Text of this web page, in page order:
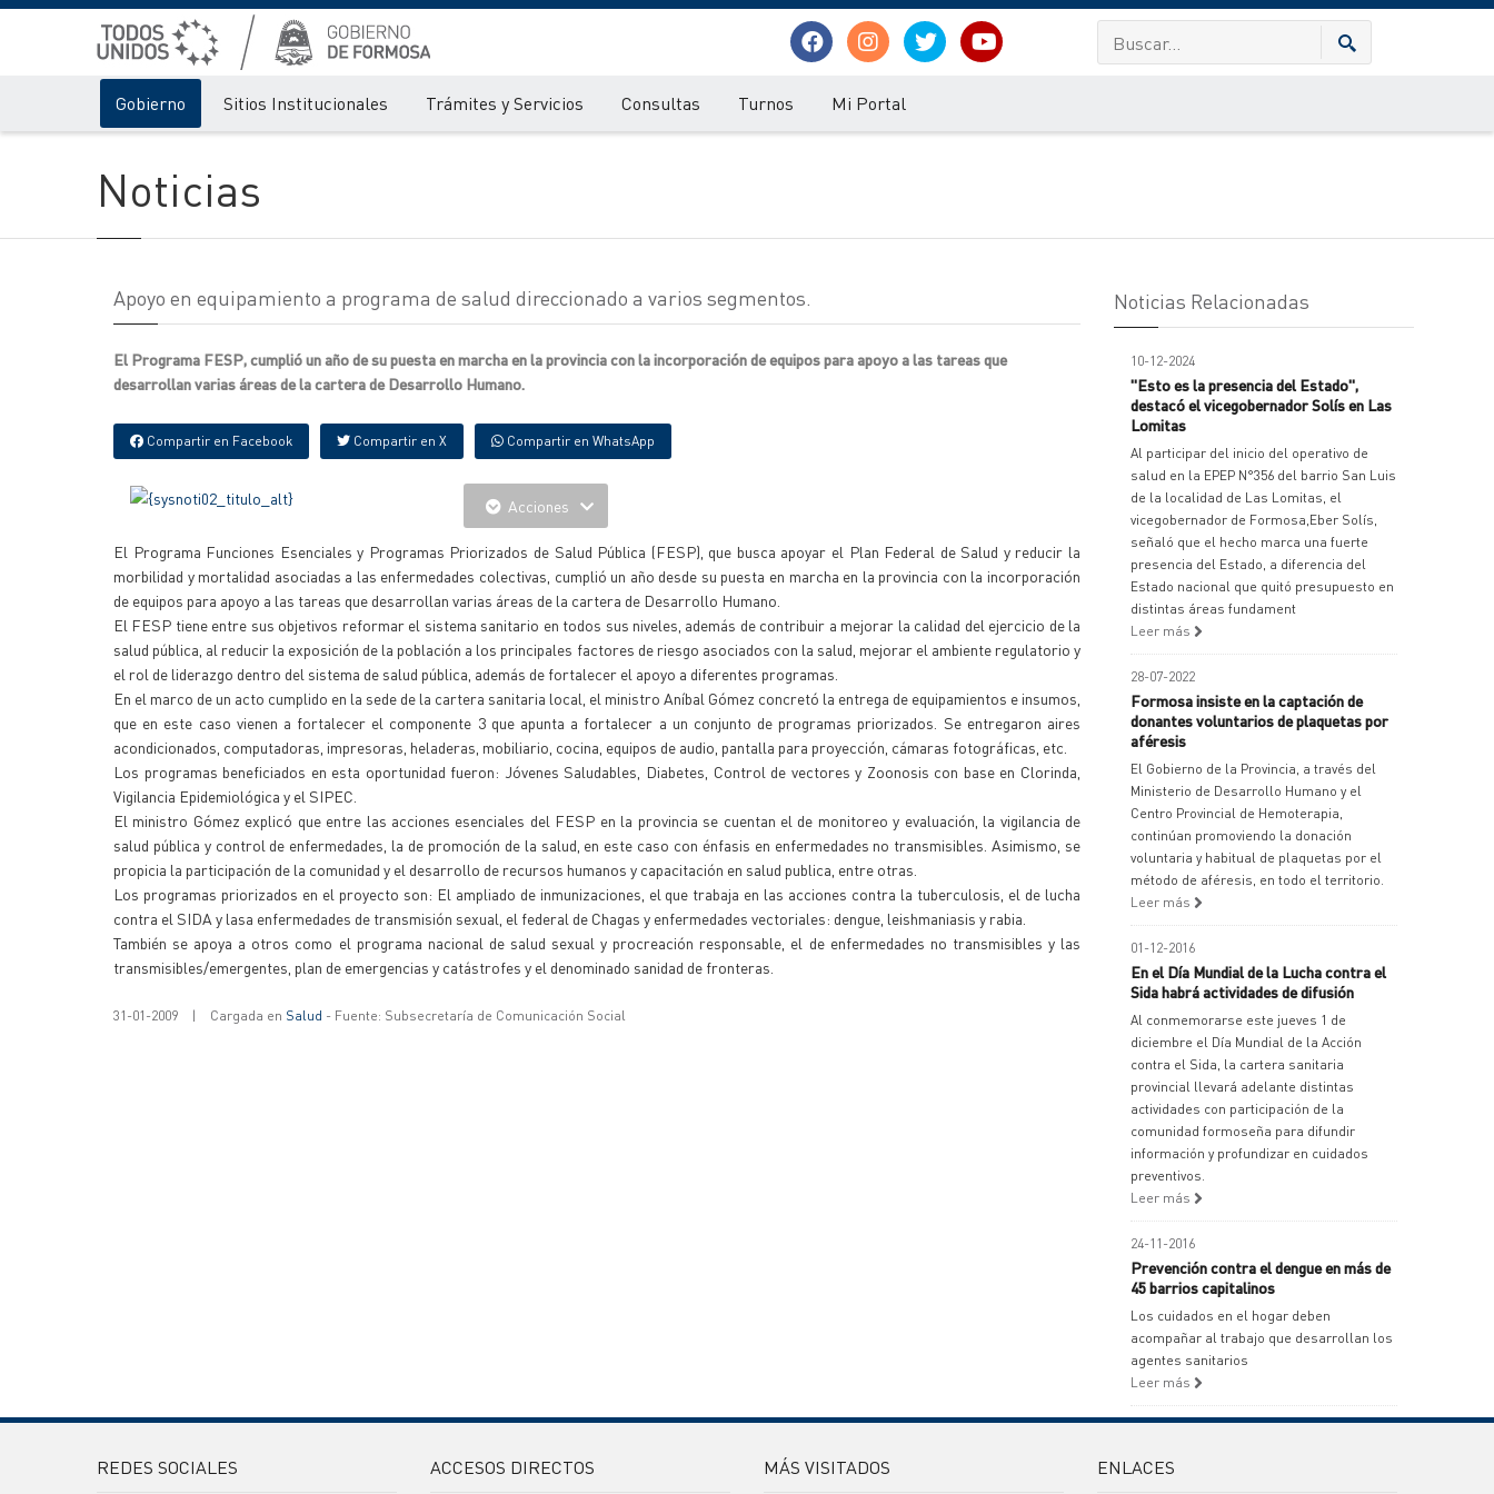
Gobierno Sitios Institucionales Trámites y Servicios Consultas Turnos Mi Portal
Noticias
Apoyo en equipamiento a programa de salud direccionado a varios segmentos.
El Programa FESP, cumplió un año de su puesta en marcha en la provincia con la incorporación de equipos para apoyo a las tareas que
desarrollan varias áreas de la cartera de Desarrollo Humano.
Compartir en Facebook Compartir en X Compartir en WhatsApp
Acciones
El Programa Funciones Esenciales y Programas Priorizados de Salud Pública (FESP), que busca apoyar el Plan Federal de Salud y reducir la
morbilidad y mortalidad asociadas a las enfermedades colectivas, cumplió un año desde su puesta en marcha en la provincia con la incorporación
de equipos para apoyo a las tareas que desarrollan varias áreas de la cartera de Desarrollo Humano.
El FESP tiene entre sus objetivos reformar el sistema sanitario en todos sus niveles, además de contribuir a mejorar la calidad del ejercicio de la
salud pública, al reducir la exposición de la población a los principales factores de riesgo asociados con la salud, mejorar el ambiente regulatorio y
el rol de liderazgo dentro del sistema de salud pública, además de fortalecer el apoyo a diferentes programas.
En el marco de un acto cumplido en la sede de la cartera sanitaria local, el ministro Aníbal Gómez concretó la entrega de equipamientos e insumos,
que en este caso vienen a fortalecer el componente 3 que apunta a fortalecer a un conjunto de programas priorizados. Se entregaron aires
acondicionados, computadoras, impresoras, heladeras, mobiliario, cocina, equipos de audio, pantalla para proyección, cámaras fotográficas, etc.
Los programas beneficiados en esta oportunidad fueron: Jóvenes Saludables, Diabetes, Control de vectores y Zoonosis con base en Clorinda,
Vigilancia Epidemiológica y el SIPEC.
El ministro Gómez explicó que entre las acciones esenciales del FESP en la provincia se cuentan el de monitoreo y evaluación, la vigilancia de
salud pública y control de enfermedades, la de promoción de la salud, en este caso con énfasis en enfermedades no transmisibles. Asimismo, se
propicia la participación de la comunidad y el desarrollo de recursos humanos y capacitación en salud publica, entre otras.
Los programas priorizados en el proyecto son: El ampliado de inmunizaciones, el que trabaja en las acciones contra la tuberculosis, el de lucha
contra el SIDA y lasa enfermedades de transmisión sexual, el federal de Chagas y enfermedades vectoriales: dengue, leishmaniasis y rabia.
También se apoya a otros como el programa nacional de salud sexual y procreación responsable, el de enfermedades no transmisibles y las
transmisibles/emergentes, plan de emergencias y catástrofes y el denominado sanidad de fronteras.
31-01-2009 | Cargada en Salud - Fuente: Subsecretaría de Comunicación Social
Noticias Relacionadas
10-12-2024
"Esto es la presencia del Estado",
destacó el vicegobernador Solís en Las
Lomitas
Al participar del inicio del operativo de
salud en la EPEP N°356 del barrio San Luis
de la localidad de Las Lomitas, el
vicegobernador de Formosa,Eber Solís,
señaló que el hecho marca una fuerte
presencia del Estado, a diferencia del
Estado nacional que quitó presupuesto en
distintas áreas fundament
Leer más
28-07-2022
Formosa insiste en la captación de
donantes voluntarios de plaquetas por
aféresis
El Gobierno de la Provincia, a través del
Ministerio de Desarrollo Humano y el
Centro Provincial de Hemoterapia,
continúan promoviendo la donación
voluntaria y habitual de plaquetas por el
método de aféresis, en todo el territorio.
Leer más
01-12-2016
En el Día Mundial de la Lucha contra el
Sida habrá actividades de difusión
Al conmemorarse este jueves 1 de
diciembre el Día Mundial de la Acción
contra el Sida, la cartera sanitaria
provincial llevará adelante distintas
actividades con participación de la
comunidad formoseña para difundir
información y profundizar en cuidados
preventivos.
Leer más
24-11-2016
Prevención contra el dengue en más de
45 barrios capitalinos
Los cuidados en el hogar deben
acompañar al trabajo que desarrollan los
agentes sanitarios
Leer más
REDES SOCIALES ACCESOS DIRECTOS MÁS VISITADOS ENLACES